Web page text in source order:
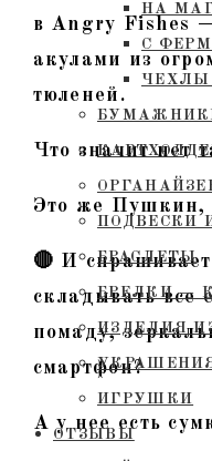
НА
С
ПОДВЕСКИ
БРАСЛЕТЫ
БРЕЛКИ —
ИЗДЕЛИЯ
ИГРУШКИ
ОТЗЫВЫ
в Angry Fishes
акулами из
тюленей.
Что значит нет
Это же Пушкин,
🔴 И
складывать все
помаду,
смартфон?
А у нее есть